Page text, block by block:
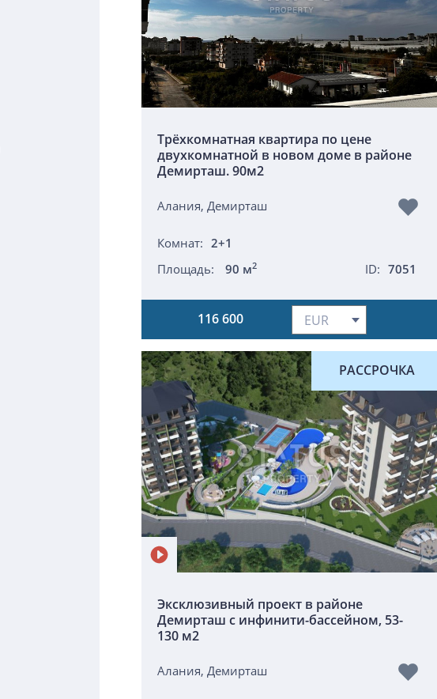
Трёхкомнатная квартира по цене
двухкомнатной в новом доме в районе
Демирташ. 90м2
Алания, Демирташ
Комнат: 2+1
Площадь:
90 м2 ID: 7051
116 600
РАССРОЧКА
Эксклюзивный проект в районе
Демирташ с инфинити-бассейном, 53-
130 м2
Алания, Демирташ